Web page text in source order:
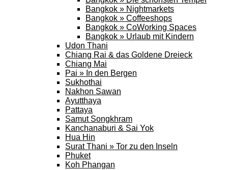
Bangkok » Nightmarkets
Bangkok » Coffeeshops
Bangkok » CoWorking Spaces
Bangkok » Urlaub mit Kindern
Udon Thani
Chiang Rai & das Goldene Dreieck
Chiang Mai
Pai » In den Bergen
Sukhothai
Nakhon Sawan
Ayutthaya
Pattaya
Samut Songkhram
Kanchanaburi & Sai Yok
Hua Hin
Surat Thani » Tor zu den Inseln
Phuket
Koh Phangan